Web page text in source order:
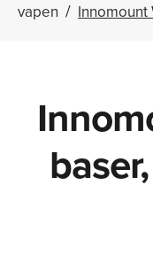
vapen
Innomount